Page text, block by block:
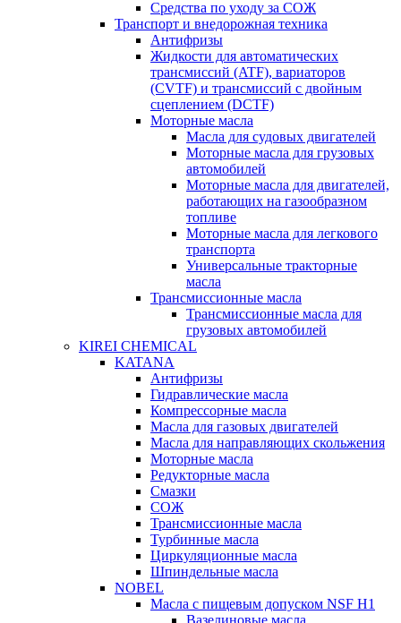
Средства по уходу за СОЖ
Транспорт и внедорожная техника
Антифризы
Жидкости для автоматических
трансмиссий (ATF), вариаторов
(CVTF) и трансмиссий с двойным
сцеплением (DCTF)
Моторные масла
Масла для судовых двигателей
Моторные масла для грузовых
автомобилей
Моторные масла для двигателей,
работающих на газообразном
топливе
Моторные масла для легкового
транспорта
Универсальные тракторные
масла
Трансмиссионные масла
Трансмиссионные масла для
грузовых автомобилей
KIREI CHEMICAL
KATANA
Антифризы
Гидравлические масла
Компрессорные масла
Масла для газовых двигателей
Масла для направляющих скольжения
Моторные масла
Редукторные масла
Смазки
СОЖ
Трансмиссионные масла
Турбинные масла
Циркуляционные масла
Шпиндельные масла
NOBEL
Масла с пищевым допуском NSF H1
Вазелиновые масла